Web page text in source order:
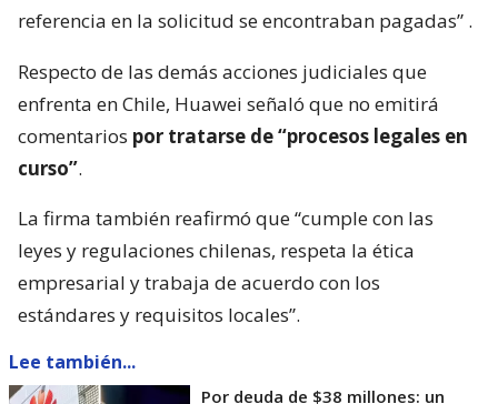
referencia en la solicitud se encontraban pagadas” .
Respecto de las demás acciones judiciales que
enfrenta en Chile, Huawei señaló que no emitirá
comentarios por tratarse de “procesos legales en
curso”.
La firma también reafirmó que “cumple con las
leyes y regulaciones chilenas, respeta la ética
empresarial y trabaja de acuerdo con los
estándares y requisitos locales”.
Lee también...
Por deuda de $38 millones: un